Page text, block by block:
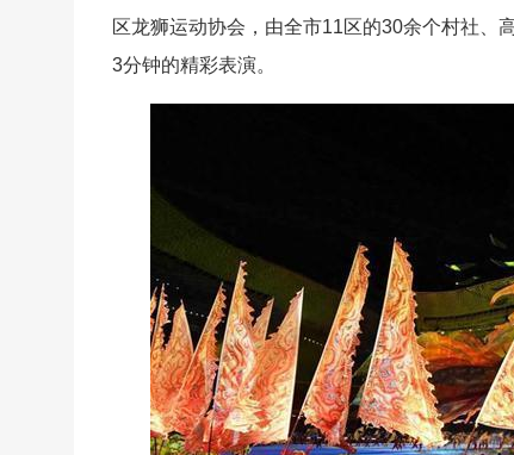
区龙狮运动协会，由全市11区的30余个村社、
3分钟的精彩表演。